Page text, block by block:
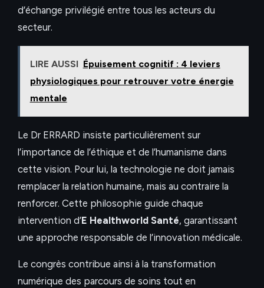
d’échange privilégié entre tous les acteurs du
secteur.
LIRE AUSSI Épuisement cognitif : 4 leviers
physiologiques pour retrouver votre énergie
mentale
Le Dr ERRARD insiste particulièrement sur
l’importance de l’éthique et de l’humanisme dans
cette vision. Pour lui, la technologie ne doit jamais
remplacer la relation humaine, mais au contraire la
renforcer. Cette philosophie guide chaque
intervention d’E Healthworld Santé, garantissant
une approche responsable de l’innovation médicale.
Le congrès contribue ainsi à la transformation
numérique des parcours de soins tout en